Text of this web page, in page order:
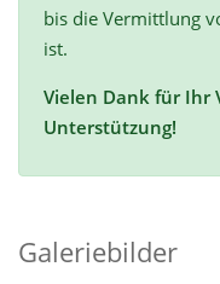
bis die Vermittlung
ist.
Vielen Dank für Ihr
Unterstützung!
Galeriebilder